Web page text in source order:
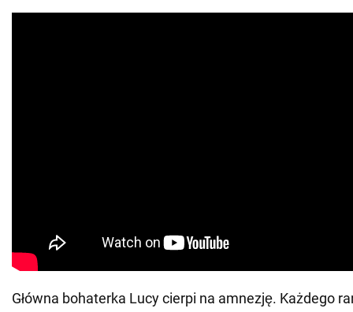
Główna bohaterka Lucy cierpi na amnezję. Każdego